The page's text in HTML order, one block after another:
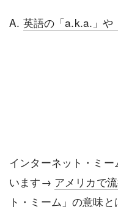
A. 英語の「a.k.a.」や
インターネット・ミ
います→ アメリカで
ト・ミーム」の意味と